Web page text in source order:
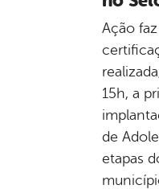
Ação
15h, a
de
etapas